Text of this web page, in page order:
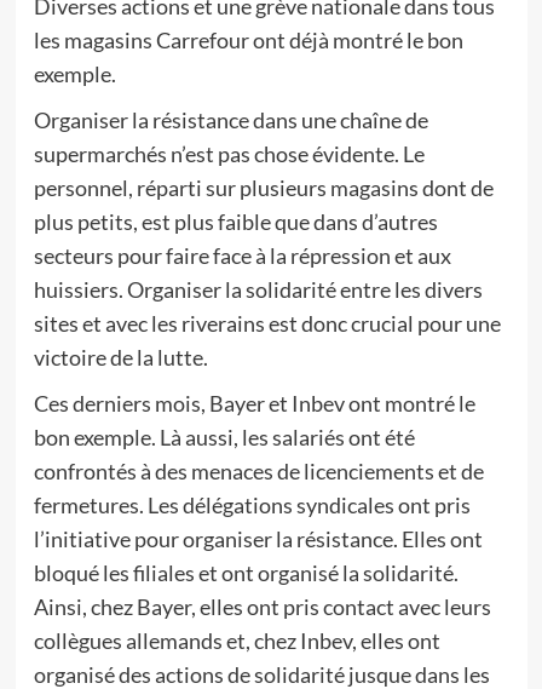
Diverses actions et une grève nationale dans tous
les magasins Carrefour ont déjà montré le bon
exemple.
Organiser la résistance dans une chaîne de
supermarchés n’est pas chose évidente. Le
personnel, réparti sur plusieurs magasins dont de
plus petits, est plus faible que dans d’autres
secteurs pour faire face à la répression et aux
huissiers. Organiser la solidarité entre les divers
sites et avec les riverains est donc crucial pour une
victoire de la lutte.
Ces derniers mois, Bayer et Inbev ont montré le
bon exemple. Là aussi, les salariés ont été
confrontés à des menaces de licenciements et de
fermetures. Les délégations syndicales ont pris
l’initiative pour organiser la résistance. Elles ont
bloqué les filiales et ont organisé la solidarité.
Ainsi, chez Bayer, elles ont pris contact avec leurs
collègues allemands et, chez Inbev, elles ont
organisé des actions de solidarité jusque dans les